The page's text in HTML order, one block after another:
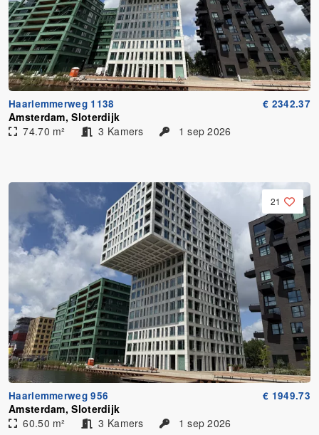
€ 2342.37
Haarlemmerweg 1138
Amsterdam, Sloterdijk
74.70 m²
3 Kamers 1 sep 2026
21
€ 1949.73
Haarlemmerweg 956
Amsterdam, Sloterdijk
60.50 m²
3 Kamers 1 sep 2026